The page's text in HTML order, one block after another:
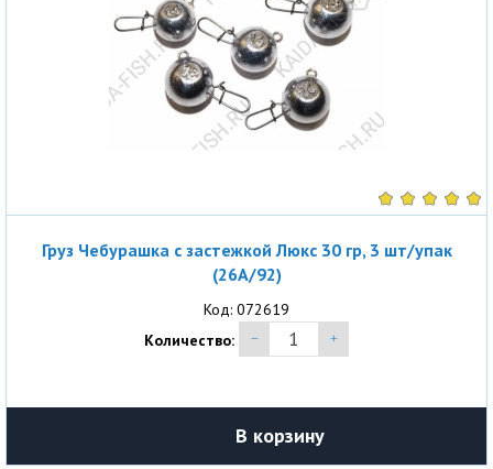
Груз Чебурашка с застежкой Люкс 30 гр, 3 шт/упак
(26A/92)
Код: 072619
Количество:
В корзину